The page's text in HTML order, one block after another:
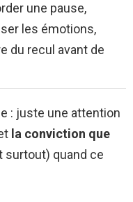
une pause,
les émotions,
du recul avant de
: juste une attention
la conviction que
surtout) quand ce